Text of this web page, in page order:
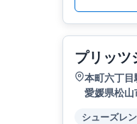
プリッツ
本町六丁
愛媛県松
シューズレ